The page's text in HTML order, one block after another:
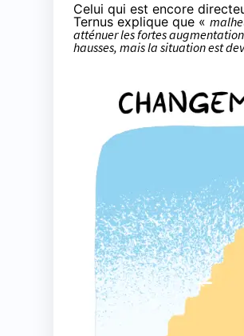
Celui qui est encore
Ternusexplique que «
atténuer les fortes
hausses, mais la situation est